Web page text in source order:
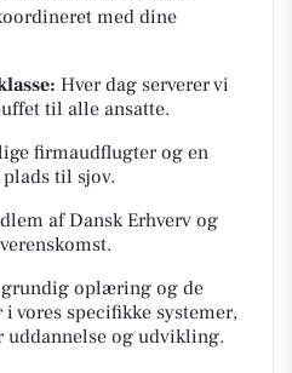
med dine
Hver dag serverer vi
til alle ansatte.
firmaudflugter og en
til sjov.
af Dansk Erhverv og
oplæring og de
vores specifikke systemer,
og udvikling.